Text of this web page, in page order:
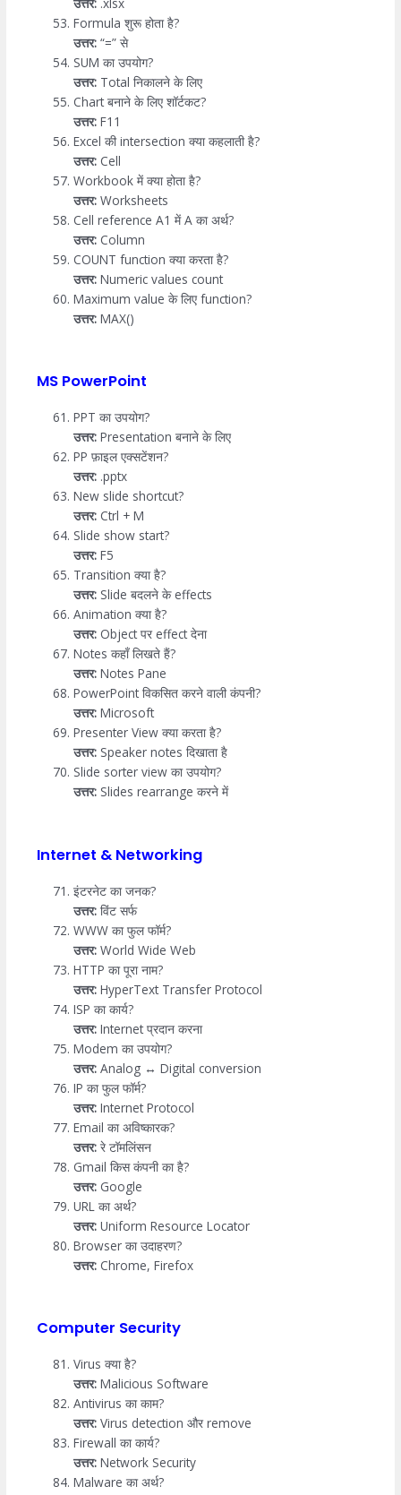
Formula शुरू होता है?
उत्तर: “=” से
SUM का उपयोग?
उत्तर: Total निकालने के लिए
Chart बनाने के लिए शॉर्टकट?
उत्तर: F11
Excel की intersection क्या कहलाती है?
उत्तर: Cell
Workbook में क्या होता है?
उत्तर: Worksheets
Cell reference A1 में A का अर्थ?
उत्तर: Column
COUNT function क्या करता है?
उत्तर: Numeric values count
Maximum value के लिए function?
उत्तर: MAX()
MS PowerPoint
PPT का उपयोग?
उत्तर: Presentation बनाने के लिए
PP फ़ाइल एक्सटेंशन?
उत्तर: .pptx
New slide shortcut?
उत्तर: Ctrl + M
Slide show start?
उत्तर: F5
Transition क्या है?
उत्तर: Slide बदलने के effects
Animation क्या है?
उत्तर: Object पर effect देना
Notes कहाँ लिखते हैं?
उत्तर: Notes Pane
PowerPoint विकसित करने वाली कंपनी?
उत्तर: Microsoft
Presenter View क्या करता है?
उत्तर: Speaker notes दिखाता है
Slide sorter view का उपयोग?
उत्तर: Slides rearrange करने में
Internet & Networking
इंटरनेट का जनक?
उत्तर: विंट सर्फ
WWW का फुल फॉर्म?
उत्तर: World Wide Web
HTTP का पूरा नाम?
उत्तर: HyperText Transfer Protocol
ISP का कार्य?
उत्तर: Internet प्रदान करना
Modem का उपयोग?
उत्तर: Analog ↔ Digital conversion
IP का फुल फॉर्म?
उत्तर: Internet Protocol
Email का अविष्कारक?
उत्तर: रे टॉमलिंसन
Gmail किस कंपनी का है?
उत्तर: Google
URL का अर्थ?
उत्तर: Uniform Resource Locator
Browser का उदाहरण?
उत्तर: Chrome, Firefox
Computer Security
Virus क्या है?
उत्तर: Malicious Software
Antivirus का काम?
उत्तर: Virus detection और remove
Firewall का कार्य?
उत्तर: Network Security
Malware का अर्थ?